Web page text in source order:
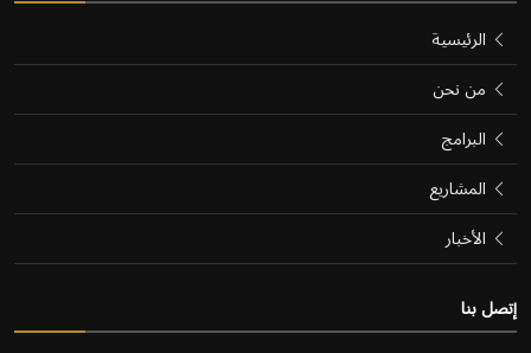
الرئيسية
من نحن
البرامج
المشاريع
الأخبار
إتصل بنا